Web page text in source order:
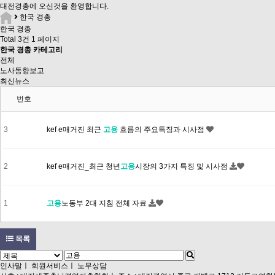
대전경총에 오신것을 환영합니다.
한국 경총
한국 경총
Total 3건 1 페이지
한국 경총 카테고리
전체
노사동향보고
최신뉴스
번호
3 kef e매거진 최근 고용 흐름의 주요특징과 시사점
2 kef e매거진_최근 청년고용시장의 3가지 특징 및 시사점
1 고용노동부 2대 지침 전체 자료
목록
인사말 회원서비스
노무상담